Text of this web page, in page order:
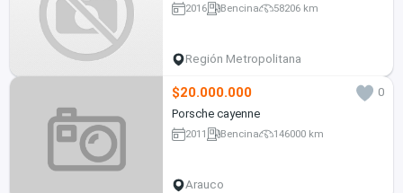
2016 Bencina 58206 km
Región Metropolitana
$20.000.000
0
Porsche cayenne
2011 Bencina 146000 km
Arauco